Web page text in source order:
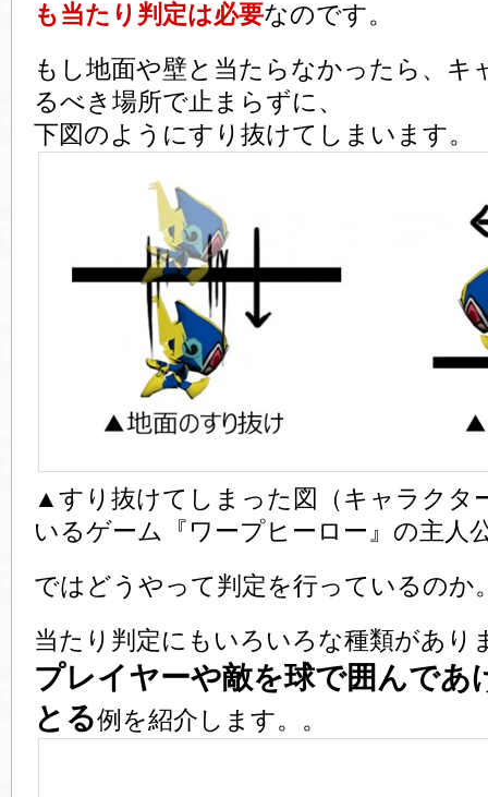
も当たり判定は必要なのです。
もし地面や壁と当たらなかったら、キ
るべき場所で止まらずに、
下図のようにすり抜けてしまいます。
▲すり抜けてしまった図（キャラクタ
いるゲーム『ワープヒーロー』の主人
ではどうやって判定を行っているのか
当たり判定にもいろいろな種類があり
プレイヤーや敵を球で囲んであ
とる例を紹介します。。